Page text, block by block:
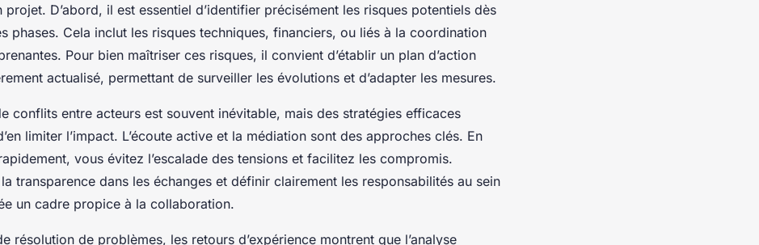
projet. D’abord, il est essentiel d’identifier précisément les risques potentiels dès
phases. Cela inclut les risques techniques, financiers, ou liés à la coordination
Pour bien maîtriser ces risques, il convient d’établir un plan d’action
actualisé, permettant de surveiller les évolutions et d’adapter les mesures.
conflits entre acteurs est souvent inévitable, mais des stratégies efficaces
limiter l’impact. L’écoute active et la médiation sont des approches clés. En
vous évitez l’escalade des tensions et facilitez les compromis.
transparence dans les échanges et définir clairement les responsabilités au sein
un cadre propice à la collaboration.
résolution de problèmes, les retours d’expérience montrent que l’analyse